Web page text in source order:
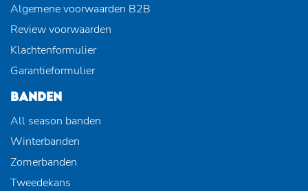
Algemene voorwaarden B2B
Review voorwaarden
Klachtenformulier
Garantieformulier
BANDEN
All season banden
Winterbanden
Zomerbanden
Tweedekans